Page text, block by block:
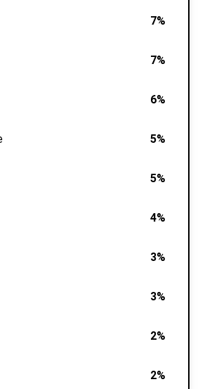
7%
7%
6%
5%
5%
4%
3%
3%
2%
2%